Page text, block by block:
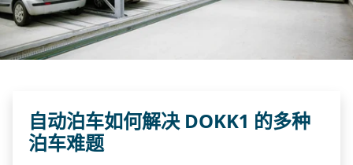
自动泊车如何解决 DOKK1 的多种
泊车难题